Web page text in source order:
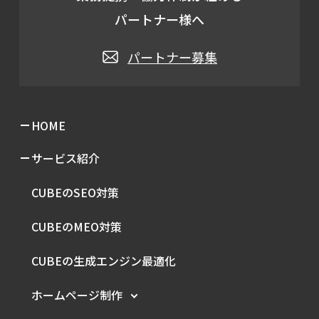
パートナー様へ
パートナー募集
HOME
サービス紹介
CUBEのSEO対策
CUBEのMEO対策
CUBEの生成エンジン最適化
ホームページ制作